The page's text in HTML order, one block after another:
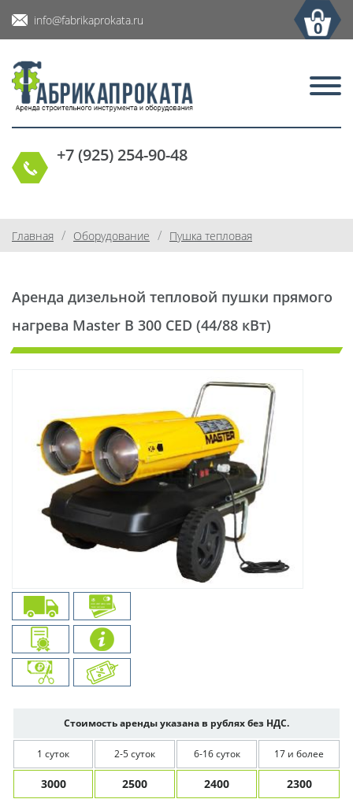
info@fabrikaprokata.ru 0
+7 (925) 254-90-48
Главная / Оборудование / Пушка тепловая
Аренда дизельной тепловой пушки прямого
нагрева Master B 300 CED (44/88 кВт)
Стоимость аренды указана в рублях без НДС.
1 суток 2-5 суток 6-16 суток 17 и более
3000 2500 2400 2300